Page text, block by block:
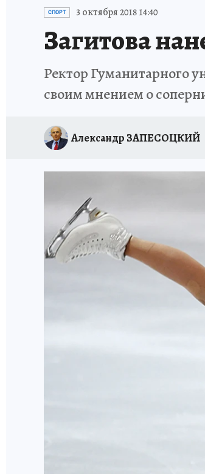
ИСПЫТАНО НА СЕБЕ
СПОРТ 3 октября 2018 14:40
Загитова
Ректор Гуманитарного
своим мнением о
Александр ЗАПЕСОЦКИЙ